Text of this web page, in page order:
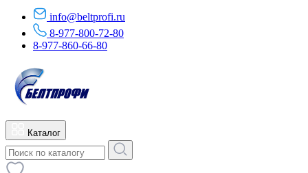
info@beltprofi.ru
8-977-800-72-80
8-977-860-66-80
Каталог